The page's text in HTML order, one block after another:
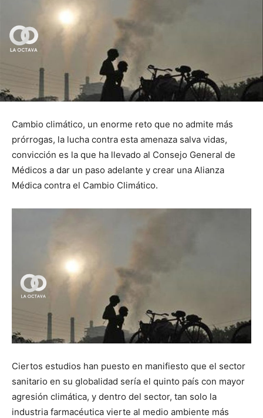
Cambio climático, un enorme reto que no admite más
prórrogas, la lucha contra esta amenaza salva vidas,
convicción es la que ha llevado al Consejo General de
Médicos a dar un paso adelante y crear una Alianza
Médica contra el Cambio Climático.
Ciertos estudios han puesto en manifiesto que el sector
sanitario en su globalidad sería el quinto país con mayor
agresión climática, y dentro del sector, tan solo la
industria farmacéutica vierte al medio ambiente más